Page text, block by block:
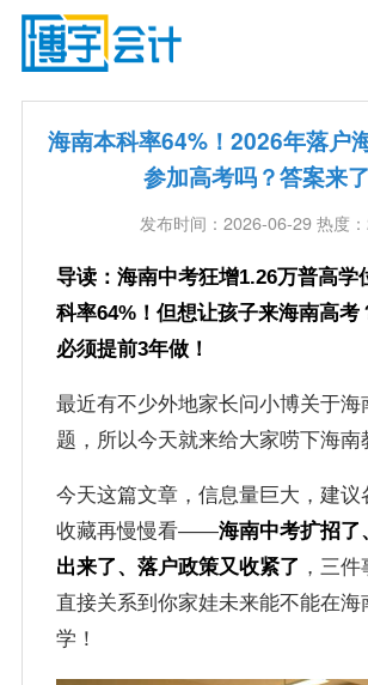
海南本科率64%！2026年落户
参加高考吗？答案来
发布时间：2026-06-29 热度
导读：海南中考狂增1.26万普高学
科率64%！但想让孩子来海南高考
必须提前3年做！
最近有不少外地家长问小博关于海
题，所以今天就来给大家唠下海南
今天这篇文章，信息量巨大，建议
收藏再慢慢看——海南中考扩招了
出来了、落户政策又收紧了 ，三件
直接关系到你家娃未来能不能在海
学！